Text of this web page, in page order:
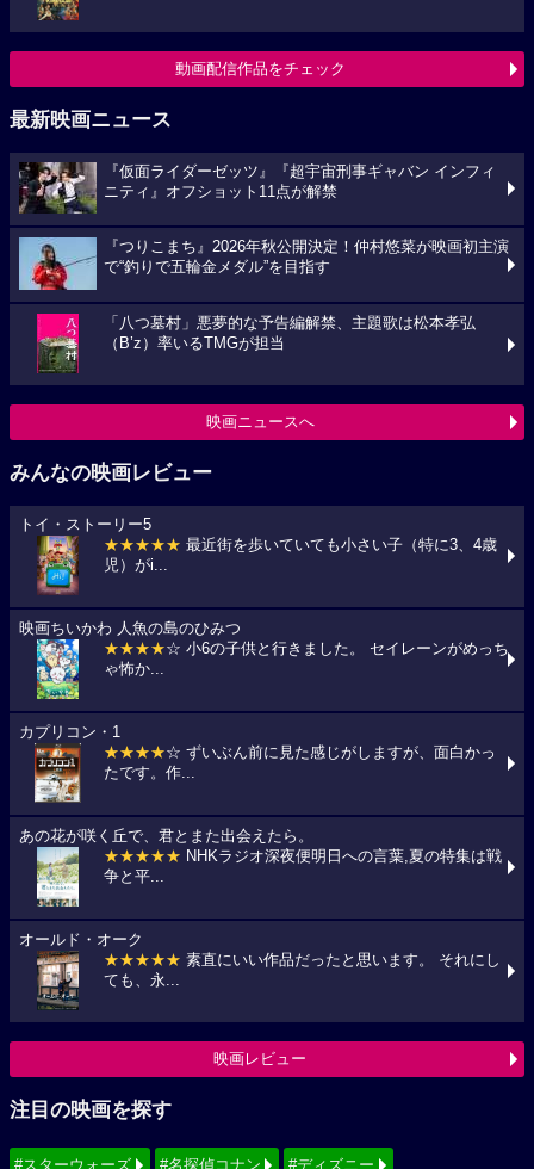
動画配信作品をチェック
最新映画ニュース
『仮面ライダーゼッツ』『超宇宙刑事ギャバン インフィ
ニティ』オフショット11点が解禁
『つりこまち』2026年秋公開決定！仲村悠菜が映画初主演
で“釣りで五輪金メダル”を目指す
「八つ墓村」悪夢的な予告編解禁、主題歌は松本孝弘
（B’z）率いるTMGが担当
映画ニュースへ
みんなの映画レビュー
トイ・ストーリー5
★★★★★ 最近街を歩いていても小さい子（特に3、4歳
児）がi...
映画ちいかわ 人魚の島のひみつ
★★★★☆ 小6の子供と行きました。 セイレーンがめっち
ゃ怖か...
カプリコン・1
★★★★☆ ずいぶん前に見た感じがしますが、面白かっ
たです。作...
あの花が咲く丘で、君とまた出会えたら。
★★★★★ NHKラジオ深夜便明日への言葉,夏の特集は戦
争と平...
オールド・オーク
★★★★★ 素直にいい作品だったと思います。 それにし
ても、永...
映画レビュー
注目の映画を探す
#スターウォーズ #名探偵コナン #ディズニー